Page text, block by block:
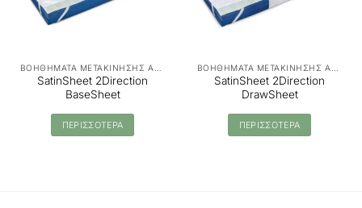
SatinSheet 2Direction
BaseSheet
ΠΕΡΙΣΣΟΤΕΡΑ
SatinSheet 2Direction
DrawSheet
ΠΕΡΙΣΣΟΤΕΡΑ